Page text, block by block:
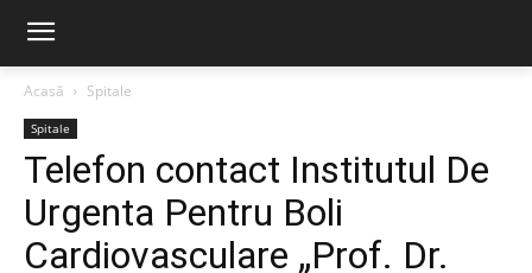
Acasă Spitale
Spitale
Telefon contact Institutul De
Urgenta Pentru Boli
Cardiovasculare „Prof. Dr.